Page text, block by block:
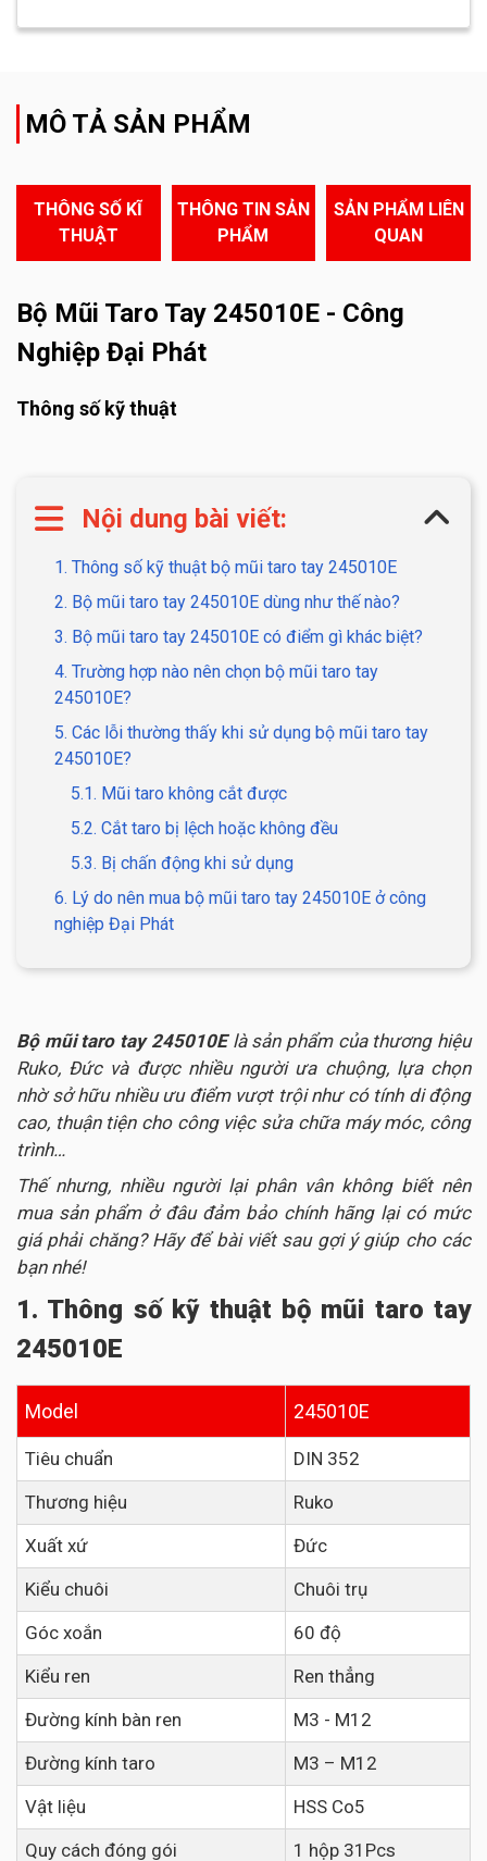
MÔ TẢ SẢN PHẨM
THÔNG SỐ KĨ
THUẬT
THÔNG TIN SẢN
PHẨM
SẢN PHẨM LIÊN
QUAN
Bộ Mũi Taro Tay 245010E - Công
Nghiệp Đại Phát
Thông số kỹ thuật
Nội dung bài viết:
1. Thông số kỹ thuật bộ mũi taro tay 245010E
2. Bộ mũi taro tay 245010E dùng như thế nào?
3. Bộ mũi taro tay 245010E có điểm gì khác biệt?
4. Trường hợp nào nên chọn bộ mũi taro tay
245010E?
5. Các lỗi thường thấy khi sử dụng bộ mũi taro tay
245010E?
5.1. Mũi taro không cắt được
5.2. Cắt taro bị lệch hoặc không đều
5.3. Bị chấn động khi sử dụng
6. Lý do nên mua bộ mũi taro tay 245010E ở công
nghiệp Đại Phát
Bộ mũi taro tay 245010Elà sản phẩm của thương hiệu
Ruko, Đức và được nhiều người ưa chuộng, lựa chọn
nhờ sở hữu nhiều ưu điểm vượt trội như có tính di động
cao, thuận tiện cho công việc sửa chữa máy móc, công
trình…
Thế nhưng, nhiều người lại phân vân không biết nên
mua sản phẩm ở đâu đảm bảo chính hãng lại có mức
giá phải chăng? Hãy để bài viết sau gợi ý giúp cho các
bạn nhé!
1. Thông số kỹ thuật bộ mũi taro tay
245010E
Model 245010E
Tiêu chuẩn
DIN 352
Thương hiệu
Ruko
Xuất xứ
Đức
Kiểu chuôi
Chuôi trụ
Góc xoắn
60 độ
Kiểu ren
Ren thẳng
Đường kính bàn ren
M3 - M12
Đường kính taro
M3 – M12
Vật liệu
HSS Co5
Quy cách đóng gói
1 hộp 31Pcs